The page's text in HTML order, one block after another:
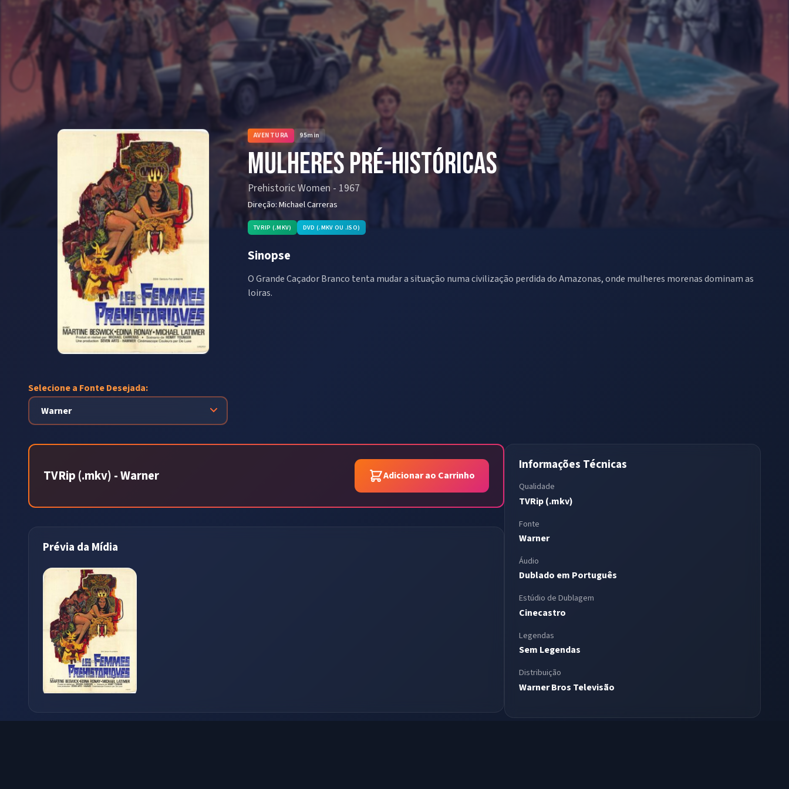
AVENTURA 95min
Mulheres Pré-Históricas
Prehistoric Women - 1967
Direção:Michael Carreras
TVRIP (.MKV) DVD (.MKV OU .ISO)
Sinopse
O Grande Caçador Branco tenta mudar a situação numa civilização perdida do Amazonas, onde mulheres morenas dominam as
loiras.
Selecione a Fonte Desejada:
TVRip (.mkv) - Warner Adicionar ao Carrinho
Prévia da Mídia
Informações Técnicas
Qualidade
TVRip (.mkv)
Fonte
Warner
Áudio
Dublado em Português
Estúdio de Dublagem
Cinecastro
Legendas
Sem Legendas
Distribuição
Warner Bros Televisão